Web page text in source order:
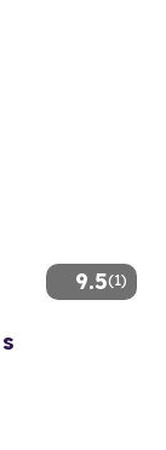
9.5(1)